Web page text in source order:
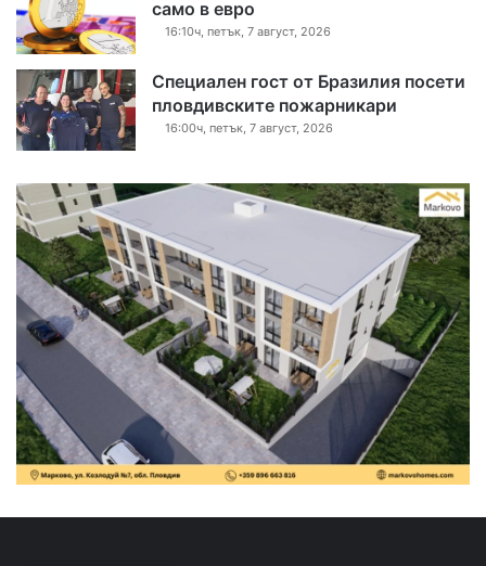
само в евро
16:10ч, петък, 7 август, 2026
Специален гост от Бразилия посети
пловдивските пожарникари
16:00ч, петък, 7 август, 2026